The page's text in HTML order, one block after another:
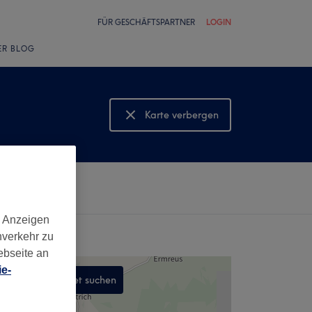
FÜR GESCHÄFTSPARTNER LOGIN
BLOG
Karte verbergen
Karte anzeigen
In diesem Gebiet suchen
zu
an